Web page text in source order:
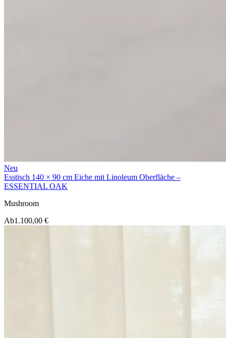
Neu
Esstisch 140 × 90 cm Eiche mit Linoleum Oberfläche –
ESSENTIAL OAK
Mushroom
Ab1.100,00 €